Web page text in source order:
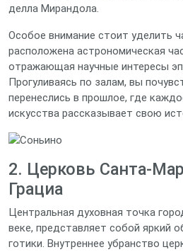
делла Мирандола.
Особое внимание стоит уделить
расположена астрономическая
отражающая научные интересы
Прогуливаясь по залам, вы
перенеслись в прошлое, где
искусства рассказывает свою
2. Церковь Санта-
Грациа
Центральная духовная точка
веке, представляет собой яркий
готики. Внутреннее убранство